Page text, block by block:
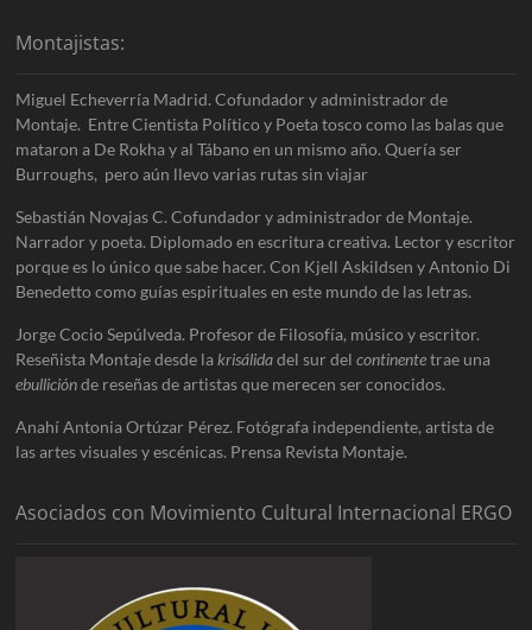
Montajistas:
Miguel Echeverría Madrid. Cofundador y administrador de
Montaje. Entre Cientista Político y Poeta tosco como las balas que
mataron a De Rokha y al Tábano en un mismo año. Quería ser
Burroughs, pero aún llevo varias rutas sin viajar
Sebastián Novajas C. Cofundador y administrador de Montaje.
Narrador y poeta. Diplomado en escritura creativa. Lector y escritor
porque es lo único que sabe hacer. Con Kjell Askildsen y Antonio Di
Benedetto como guías espirituales en este mundo de las letras.
Jorge Cocio Sepúlveda. Profesor de Filosofía, músico y escritor.
Reseñista Montaje desde lakrisálidadel sur delcontinentetrae una
ebulliciónde reseñas de artistas que merecen ser conocidos.
Anahí Antonia Ortúzar Pérez. Fotógrafa independiente, artista de
las artes visuales y escénicas. Prensa Revista Montaje.
Asociados con Movimiento Cultural Internacional ERGO